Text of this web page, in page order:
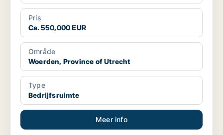
Pris
Ca. 550,000 EUR
Område
Woerden, Province of Utrecht
Type
Bedrijfsruimte
Meer info